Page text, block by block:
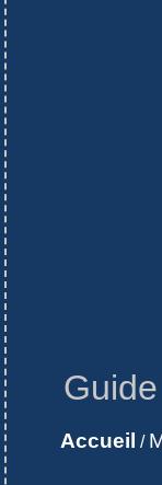
Accueil /